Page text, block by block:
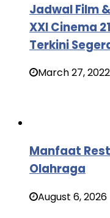
Jadwal Film
XXI Cinema
Terkini
March 27, 2022
Manfaat
Olahraga
August 6, 2026